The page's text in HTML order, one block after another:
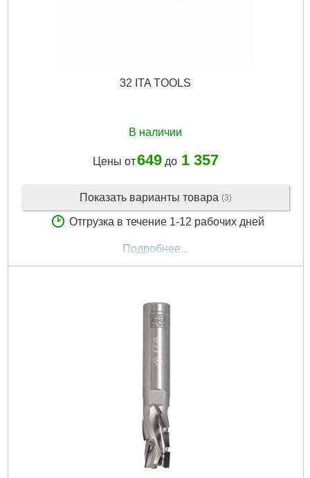
32 ITA TOOLS
В наличии
Цены от649до 1 357
Показать варианты товара (3)
Отгрузка в течение 1-12 рабочих дней
Подробнее...